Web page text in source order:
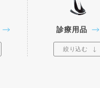
診療用品
絞り込む